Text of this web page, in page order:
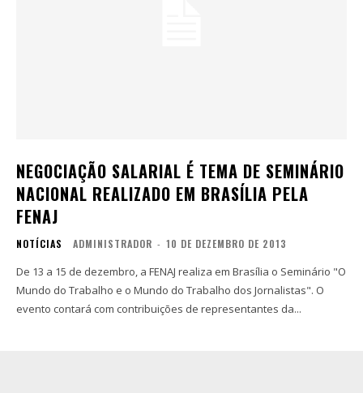
NEGOCIAÇÃO SALARIAL É TEMA DE SEMINÁRIO
NACIONAL REALIZADO EM BRASÍLIA PELA
FENAJ
NOTÍCIAS ADMINISTRADOR - 10 DE DEZEMBRO DE 2013
De 13 a 15 de dezembro, a FENAJ realiza em Brasília o Seminário "O
Mundo do Trabalho e o Mundo do Trabalho dos Jornalistas". O
evento contará com contribuições de representantes da...